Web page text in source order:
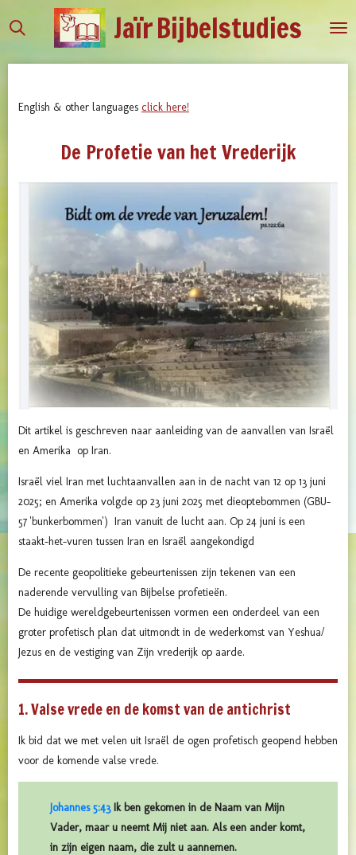
direct
JaïrBijbelstudies
English & other languages click here!
De Profetie van het Vrederijk
Dit artikel is geschreven naar aanleiding van de aanvallen van Israël
en Amerika op Iran.
Israël viel Iran met luchtaanvallen aan in de nacht van 12 op 13 juni
2025; en Amerika volgde op 23 juni 2025 met dieoptebommen (GBU-
57 'bunkerbommen') Iran vanuit de lucht aan. Op 24 juni is een
staakt-het-vuren tussen Iran en Israël aangekondigd
De recente geopolitieke gebeurtenissen zijn tekenen van een
naderende vervulling van Bijbelse profetieën.
De huidige wereldgebeurtenissen vormen een onderdeel van een
groter profetisch plan dat uitmondt in de wederkomst van Yeshua/
Jezus en de vestiging van Zijn vrederijk op aarde.
1. Valse vrede en de komst van de antichrist
Ik bid dat we met velen uit Israël de ogen profetisch geopend hebben
voor de komende valse vrede.
Johannes 5:43Ik ben gekomen in de Naam van Mijn
Vader, maar u neemt Mij niet aan. Als een ander komt,
in zijn eigen naam, die zult u aannemen.